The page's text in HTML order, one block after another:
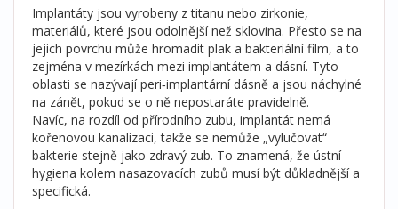
Implantáty jsou vyrobeny z titanu nebo zirkonie,
materiálů, které jsou odolnější než sklovina. Přesto se na
jejich povrchu může hromadit plak a bakteriální film, a to
zejména v mezírkách mezi implantátem a dásní. Tyto
oblasti se nazývají peri‑implantární dásně a jsou náchylné
na zánět, pokud se o ně nepostaráte pravidelně.
Navíc, na rozdíl od přírodního zubu, implantát nemá
kořenovou kanalizaci, takže se nemůže „vylučovat“
bakterie stejně jako zdravý zub. To znamená, že ústní
hygiena kolem nasazovacích zubů musí být důkladnější a
specifická.